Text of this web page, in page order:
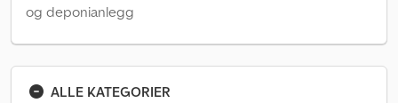
og deponianlegg
ALLE KATEGORIER